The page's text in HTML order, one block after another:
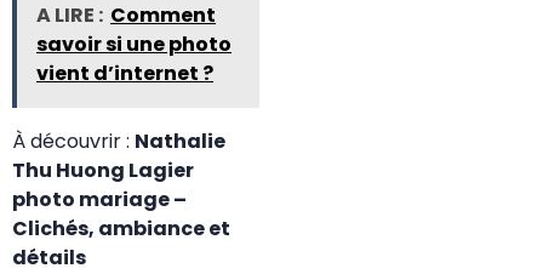
A LIRE : Comment
savoir si une photo
vient d’internet ?
À découvrir : Nathalie
Thu Huong Lagier
photo mariage –
Clichés, ambiance et
détails